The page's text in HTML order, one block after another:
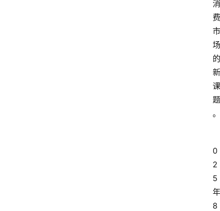
消
费
市
场
的
新
课
题
。
0
2
5
年
8